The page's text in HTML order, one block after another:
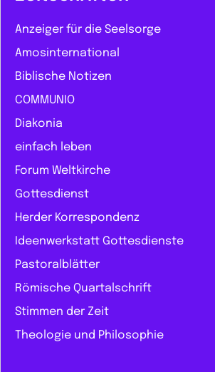
Anzeiger für die Seelsorge
Amosinternational
Biblische Notizen
COMMUNIO
Diakonia
einfach leben
Forum Weltkirche
Gottesdienst
Herder Korrespondenz
Ideenwerkstatt Gottesdienste
Pastoralblätter
Römische Quartalschrift
Stimmen der Zeit
Theologie und Philosophie